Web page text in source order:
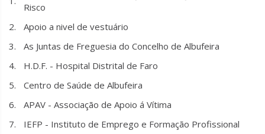
Risco
Apoio a nivel de vestuário
As Juntas de Freguesia do Concelho de Albufeira
H.D.F. - Hospital Distrital de Faro
Centro de Saúde de Albufeira
APAV - Associação de Apoio á Vítima
IEFP - Instituto de Emprego e Formação Profissional